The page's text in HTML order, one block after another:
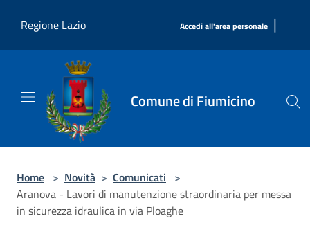
Regione Lazio
Accedi all'area personale |
Comune di Fiumicino
Home > Novità > Comunicati >
Aranova - Lavori di manutenzione straordinaria per messa
in sicurezza idraulica in via Ploaghe